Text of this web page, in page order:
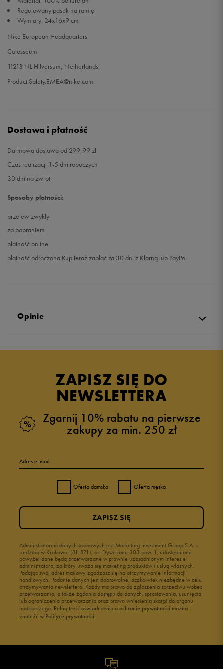
Regulowany pasek na ramię
Wymiary: 24x16x9 cm
Nike European Headquarters
Colosseum
11213 NL Hilversum, Netherlands
Product.Safety.EMEA@nike.com
Dostawa i płatność
Darmowa dostawa od 299,99 zł
Czas realizacji 1-5 dni roboczych
30 dni na zwrot
Sposoby płatności:
przelew zwykły
za pobraniem
płatność online
płatność odroczona Kup teraz zapłać za 30 dni z Klarną lub PayPo
Opinie
ZAPISZ SIĘ DO
NEWSLETTERA
Zgarnij 10% rabatu na pierwsze
zakupy za min. 250 zł
Adres e-mail
Oferta damska Oferta męska
Administratorem danych osobowych jest Marketing Investment Group S.A. z
siedzibą w Krakowie (31-871), os. Dywizjonu 303 paw. 1, udostępnione
powyżej dane będą przetwarzane w prawnie uzasadnionym interesie
administratora, za który uważa się marketing produktów i usług własnych.
Podając swój adres mailowy zgadzasz się na otrzymywanie informacji
handlowych. Podanie danych jest dobrowolne, aczkolwiek niezbędne w celu
otrzymywania newslettera. Każdy ma prawo do zgłoszenia sprzeciwu wobec
przetwarzania, a także żądania dostępu do danych, sprostowania, usunięcia
lub ograniczenia przetwarzania oraz prawo wniesienia skargi do organu
nadzorczego. Pełną treść oświadczenia o ochronie prywatności można
znaleźć w Polityce prywatności.
ZAPISZ SIĘ